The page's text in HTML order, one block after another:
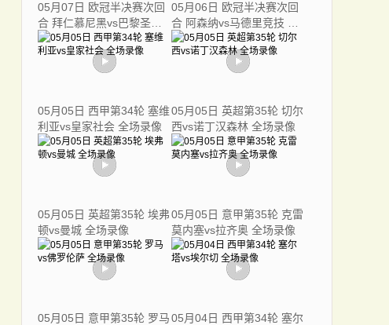
05月07日 欧冠半决赛次回
合 拜仁慕尼黑vs巴黎圣日
耳曼 全场录像
05月06日 欧冠半决赛次回
合 阿森纳vs马德里竞技 全
场录像
05月05日 西甲第34轮 塞维
利亚vs皇家社会 全场录像
05月05日 英超第35轮 切尔
西vs诺丁汉森林 全场录像
05月05日 英超第35轮 埃弗
顿vs曼城 全场录像
05月05日 意甲第35轮 克雷
莫内塞vs拉齐奥 全场录像
05月05日 意甲第35轮 罗马05月04日 西甲第34轮 塞尔